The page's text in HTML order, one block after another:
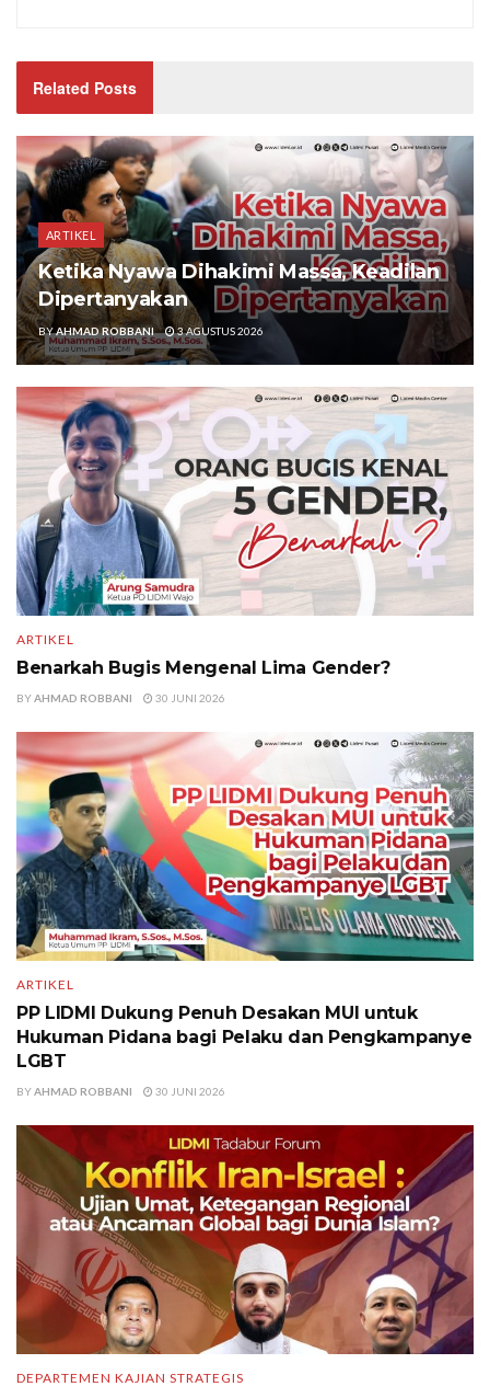
Related Posts
ARTIKEL
Ketika Nyawa Dihakimi Massa, Keadilan
Dipertanyakan
BYAHMAD ROBBANI 3 AGUSTUS 2026
ARTIKEL
Benarkah Bugis Mengenal Lima Gender?
BYAHMAD ROBBANI 30 JUNI 2026
ARTIKEL
PP LIDMI Dukung Penuh Desakan MUI untuk
Hukuman Pidana bagi Pelaku dan Pengkampanye
LGBT
BYAHMAD ROBBANI 30 JUNI 2026
DEPARTEMEN KAJIAN STRATEGIS